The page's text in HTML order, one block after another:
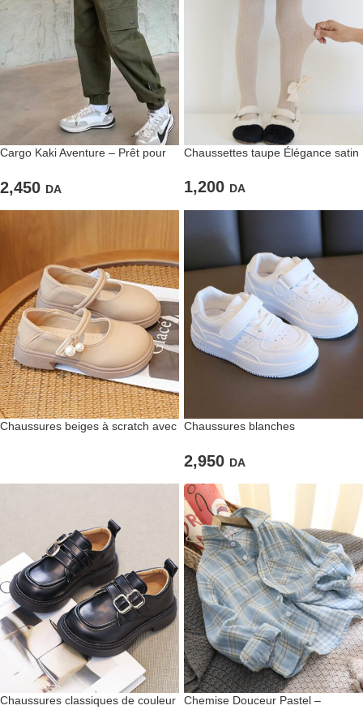
Cargo Kaki Aventure – Prêt pour
2,450 DA
Chaussettes taupe Élégance satin
1,200 DA
Chaussures beiges à scratch avec Chaussures blanches
2,950 DA
Chaussures classiques de couleur
Chemise Douceur Pastel –